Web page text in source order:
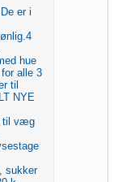
er i
hue
alle 3
til
NYE
til væg
sukker